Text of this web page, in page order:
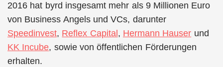
2016 hat byrd insgesamt mehr als 9 Millionen Euro
von Business Angels und VCs, darunter
Speedinvest, Reflex Capital , Hermann Hauser und
KK Incube, sowie von öffentlichen Förderungen
erhalten.